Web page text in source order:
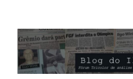
Blog do Ilgo Wink